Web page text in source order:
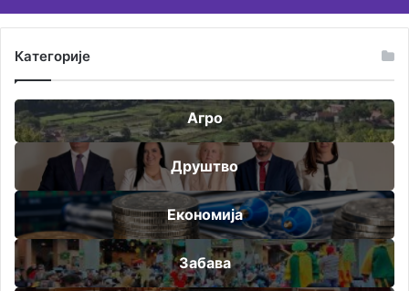
Категорије
Агро
Друштво
Економија
Забава